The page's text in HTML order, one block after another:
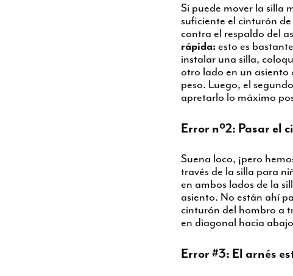
Si puede mover la silla
suficiente el cinturón
contra el respaldo del
rápida: esto es
instalar una silla,
otro lado en un asiento
peso. Luego, el
apretarlo lo máximo
Error nº2: Pasar el
Suena loco, ¡pero
través de la silla para
en ambos lados de la
asiento. No están ahí
cinturón del hombro a
en diagonal hacia
Error #3: El arnés